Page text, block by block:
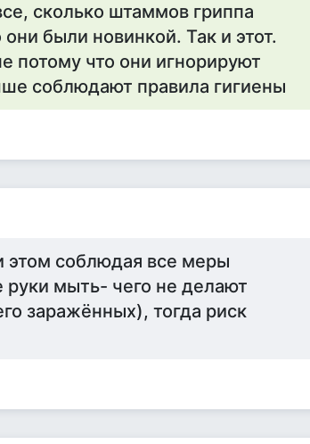
сколько штаммов гриппа
они были новинкой. Так и этот.
что они игнорируют
соблюдают правила гигиены
этом соблюдая все меры
мыть- чего не делают
заражённых), тогда риск